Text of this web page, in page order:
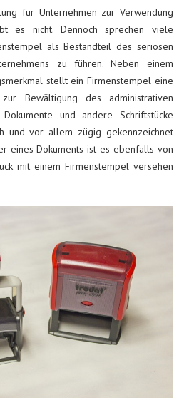
für Unternehmen zur Verwendung
es nicht. Dennoch sprechen viele
als Bestandteil des seriösen
zu führen. Neben einem
stellt ein Firmenstempel eine
Bewältigung des administrativen
und andere Schriftstücke
und vor allem zügig gekennzeichnet
eines Dokuments ist es ebenfalls von
mit einem Firmenstempel versehen